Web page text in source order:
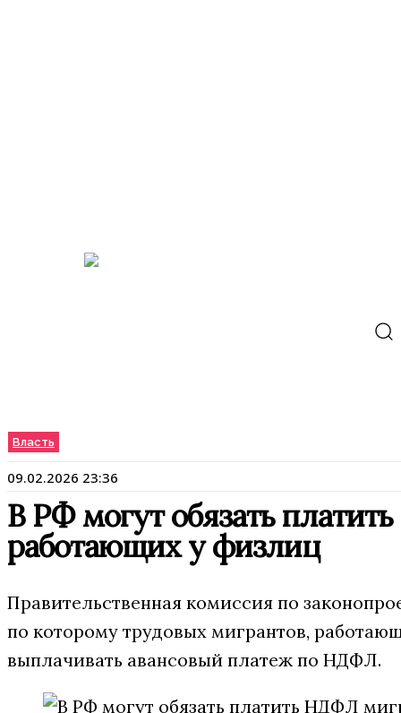
Власть
09.02.2026 23:36
В РФ могут обязать
работающих у физлиц
Правительственная комиссия по
по которому трудовых мигрантов,
выплачивать авансовый платеж по НДФЛ.